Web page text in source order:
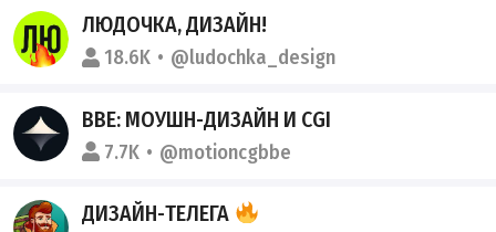
ЛЮДОЧКА, ДИЗАЙН!
18.6K @ludochka_design
BBE: МОУШН-ДИЗАЙН И CGI
7.7K @motioncgbbe
ДИЗАЙН-ТЕЛЕГА